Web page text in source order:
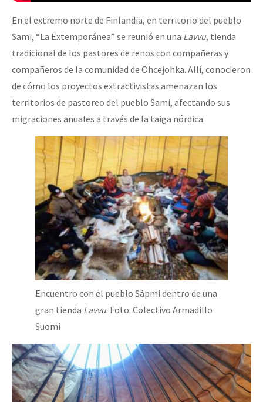
En el extremo norte de Finlandia, en territorio del pueblo
Sami, “La Extemporánea” se reunió en una Lavvu, tienda
tradicional de los pastores de renos con compañeras y
compañeros de la comunidad de Ohcejohka. Allí, conocieron
de cómo los proyectos extractivistas amenazan los
territorios de pastoreo del pueblo Sami, afectando sus
migraciones anuales a través de la taiga nórdica.
Encuentro con el pueblo Sápmi dentro de una
gran tienda Lavvu. Foto: Colectivo Armadillo
Suomi